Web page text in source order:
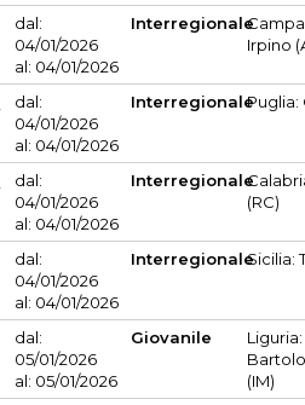
dal:
04/01/2026
al: 04/01/2026
Interregionale
Irpino
dal:
04/01/2026
al: 04/01/2026
InterregionalePuglia:
dal:
04/01/2026
al: 04/01/2026
Interregionale
(RC)
dal:
04/01/2026
al: 04/01/2026
InterregionaleSicilia:
dal:
05/01/2026
al: 05/01/2026
Giovanile
(IM)